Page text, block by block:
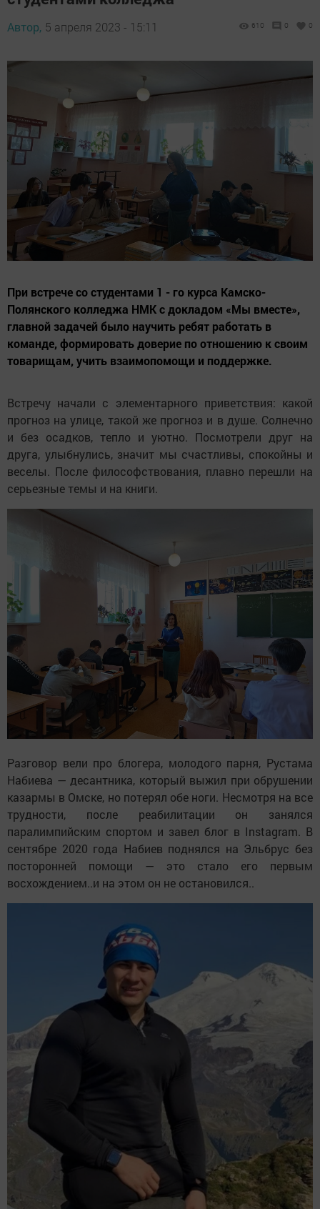
Автор, 5 апреля 2023 - 15:11 610 0 0
При встрече со студентами 1 - го курса Камско-
Полянского колледжа НМК с докладом «Мы вместе»,
главной задачей было научить ребят работать в
команде, формировать доверие по отношению к своим
товарищам, учить взаимопомощи и поддержке.
Встречу начали с элементарного приветствия: какой
прогноз на улице, такой же прогноз и в душе. Солнечно
и без осадков, тепло и уютно. Посмотрели друг на
друга, улыбнулись, значит мы счастливы, спокойны и
веселы. После философствования, плавно перешли на
серьезные темы и на книги.
Разговор вели про блогера, молодого парня, Рустама
Набиева — десантника, который выжил при обрушении
казармы в Омске, но потерял обе ноги. Несмотря на все
трудности, после реабилитации он занялся
паралимпийским спортом и завел блог в Instagram. В
сентябре 2020 года Набиев поднялся на Эльбрус без
посторонней помощи — это стало его первым
восхождением..и на этом он не остановился..